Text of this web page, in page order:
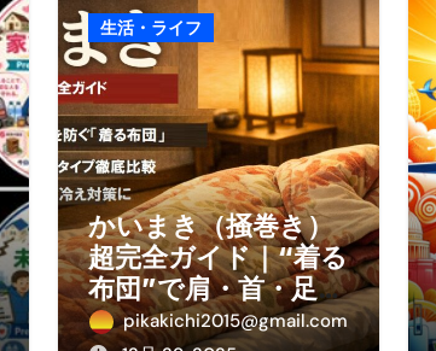
生活・ライフ
かいまき（掻巻き）
超完全ガイド｜“着る
布団”で肩・首・足元
の冷えを根こそぎ防
pikakichi2015@gmail.com